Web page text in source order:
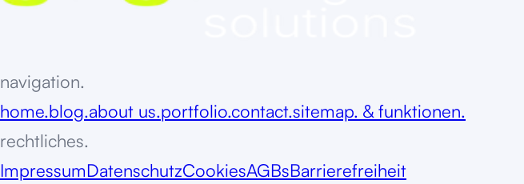
navigation.
home.blog.about us.portfolio.contact.sitemap. & funktionen.
rechtliches.
ImpressumDatenschutzCookiesAGBsBarrierefreiheit